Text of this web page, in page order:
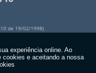
de 19/02/1998)